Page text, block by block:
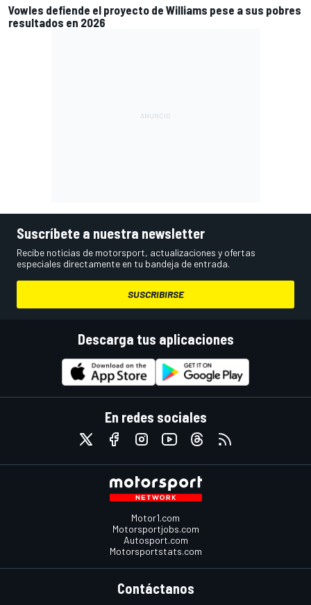
Vowles defiende el proyecto de Williams pese a sus pobres
resultados en 2026
Suscríbete a nuestra newsletter
Recibe noticias de motorsport, actualizaciones y ofertas
especiales directamente en tu bandeja de entrada.
SUSCRIBIRSE
Descarga tus aplicaciones
En redes sociales
Motor1.com
Motorsportjobs.com
Autosport.com
Motorsportstats.com
Contáctanos